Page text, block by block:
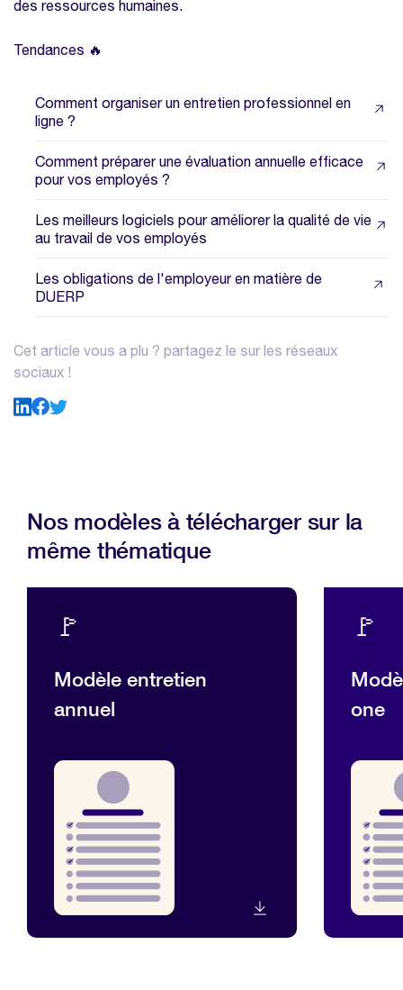
des ressources humaines.
Tendances 🔥
Comment organiser un entretien professionnel en
ligne ?
Comment préparer une évaluation annuelle efficace
pour vos employés ?
Les meilleurs logiciels pour améliorer la qualité de vie
au travail de vos employés
Les obligations de l'employeur en matière de
DUERP
Cet article vous a plu ? partagez le sur les réseaux
sociaux !
Nos modèles à télécharger sur la
même thématique
🚩
Modèle entretien
annuel
🚩
one